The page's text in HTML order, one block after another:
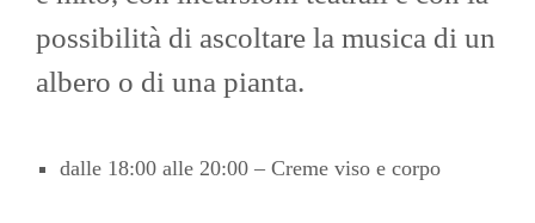
possibilità di ascoltare la musica di un
albero o di una pianta.
dalle 18:00 alle 20:00 – Creme viso e corpo